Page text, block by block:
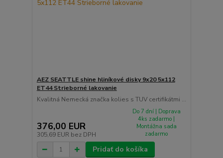
AEZ SEATTLE shine hliníkové disky 9x20 5x112
ET44 Strieborné lakovanie
Kvalitná Nemecká značka kolies s TUV certifikátmi ...
376,00 EUR
305,69 EUR bez DPH
Do 7 dní | Doprava
4ks zadarmo |
Montážna sada
zadarmo
Pridať do košíka